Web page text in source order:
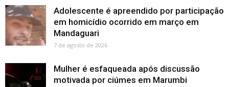
Adolescente é apreendido por participação
em homicídio ocorrido em março em
Mandaguari
7 de agosto de 2026
Mulher é esfaqueada após discussão
motivada por ciúmes em Marumbi